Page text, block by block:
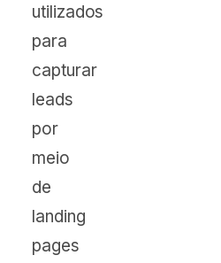
utilizados
para
capturar
leads
por
meio
de
landing
pages